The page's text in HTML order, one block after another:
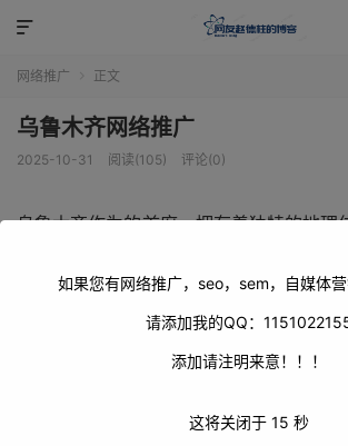

网络推广 正文
乌鲁木齐网络推广
2025-10-31 阅读(105) 评论(0)
乌鲁木齐作为的首府，拥有着独特的地理
资源，网络推广对于这座城市的发展至关
网络推广，可以提升乌鲁木齐的知名度，
投资者，促进城市的经济繁荣。
如果您有网络推广，seo，sem，自媒体
请添加我的QQ：
添加请注明来意！！！
这将关闭于 14 秒